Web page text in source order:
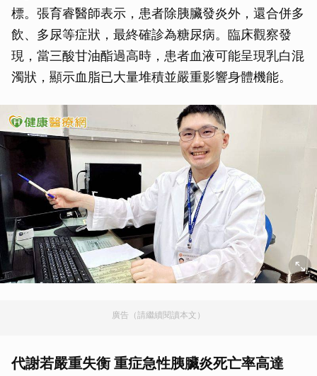
標。張育睿醫師表示，患者除胰臟發炎外，還合併多
飲、多尿等症狀，最終確診為糖尿病。臨床觀察發
現，當三酸甘油酯過高時，患者血液可能呈現乳白混
濁狀，顯示血脂已大量堆積並嚴重影響身體機能。
廣告（請繼續閱讀本文）
代謝若嚴重失衡 重症急性胰臟炎死亡率高達